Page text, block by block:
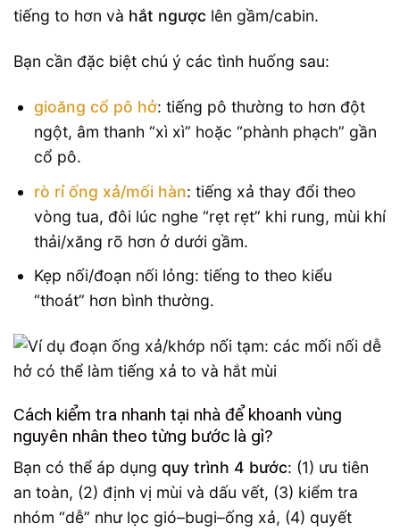
tiếng to hơn và hắt ngược lên gầm/cabin.
Bạn cần đặc biệt chú ý các tình huống sau:
gioăng cổ pô hở: tiếng pô thường to hơn đột
ngột, âm thanh “xì xì” hoặc “phành phạch” gần
cổ pô.
rò rỉ ống xả/mối hàn: tiếng xả thay đổi theo
vòng tua, đôi lúc nghe “rẹt rẹt” khi rung, mùi khí
thải/xăng rõ hơn ở dưới gầm.
Kẹp nối/đoạn nối lỏng: tiếng to theo kiểu
“thoát” hơn bình thường.
Cách kiểm tra nhanh tại nhà để khoanh vùng
nguyên nhân theo từng bước là gì?
Bạn có thể áp dụng quy trình 4 bước: (1) ưu tiên
an toàn, (2) định vị mùi và dấu vết, (3) kiểm tra
nhóm “dễ” như lọc gió–bugi–ống xả, (4) quyết